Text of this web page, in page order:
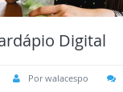
Digital
Por walacespo